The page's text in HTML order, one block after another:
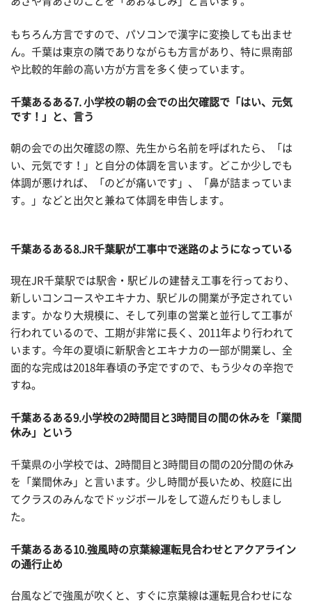
もちろん方言ですので、パソコンで漢字に変換しても出ませ
ん。千葉は東京の隣でありながらも方言があり、特に県南部
や比較的年齢の高い方が方言を多く使っています。
千葉あるある7. 小学校の朝の会での出欠確認で「はい、元気
です！」と、言う
朝の会での出欠確認の際、先生から名前を呼ばれたら、「は
い、元気です！」と自分の体調を言います。どこか少しでも
体調が悪ければ、「のどが痛いです」、「鼻が詰まっていま
す。」などと出欠と兼ねて体調を申告します。
千葉あるある8.JR千葉駅が工事中で迷路のようになっている
現在JR千葉駅では駅舎・駅ビルの建替え工事を行っており、
新しいコンコースやエキナカ、駅ビルの開業が予定されてい
ます。かなり大規模に、そして列車の営業と並行して工事が
行われているので、工期が非常に長く、2011年より行われて
います。今年の夏頃に新駅舎とエキナカの一部が開業し、全
面的な完成は2018年春頃の予定ですので、もう少々の辛抱で
すね。
千葉あるある9.小学校の2時間目と3時間目の間の休みを「業間
休み」という
千葉県の小学校では、2時間目と3時間目の間の20分間の休み
を「業間休み」と言います。少し時間が長いため、校庭に出
てクラスのみんなでドッジボールをして遊んだりもしまし
た。
千葉あるある10.強風時の京葉線運転見合わせとアクアライン
の通行止め
台風などで強風が吹くと、すぐに京葉線は運転見合わせにな